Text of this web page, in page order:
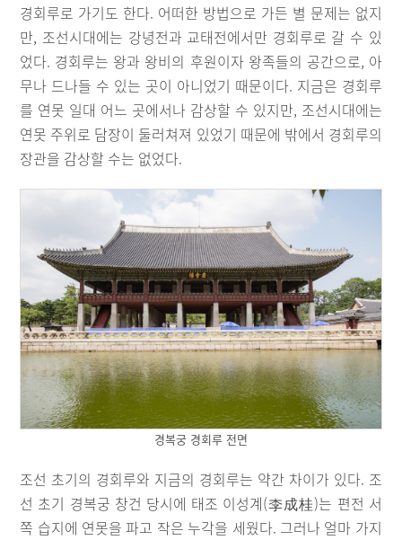
경회루로 가기도 한다. 어떠한 방법으로 가든 별 문제는 없지
만, 조선시대에는 강녕전과 교태전에서만 경회루로 갈 수 있
었다. 경회루는 왕과 왕비의 후원이자 왕족들의 공간으로, 아
무나 드나들 수 있는 곳이 아니었기 때문이다. 지금은 경회루
를 연못 일대 어느 곳에서나 감상할 수 있지만, 조선시대에는
연못 주위로 담장이 둘러쳐져 있었기 때문에 밖에서 경회루의
장관을 감상할 수는 없었다.
경복궁 경회루 전면
조선 초기의 경회루와 지금의 경회루는 약간 차이가 있다. 조
선 초기 경복궁 창건 당시에 태조 이성계(李成桂)는 편전 서
쪽 습지에 연못을 파고 작은 누각을 세웠다. 그러나 얼마 가지